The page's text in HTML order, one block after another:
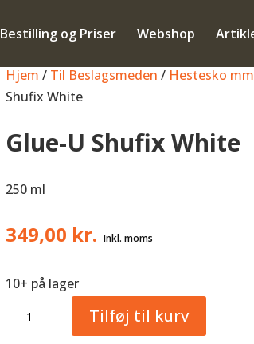
Bestilling og Priser Webshop
Hjem / Til Beslagsmeden / Hestesko
Shufix White
Glue-U Shufix White
250 ml
349,00 kr.
10+ på lager
Tilføj til kurv